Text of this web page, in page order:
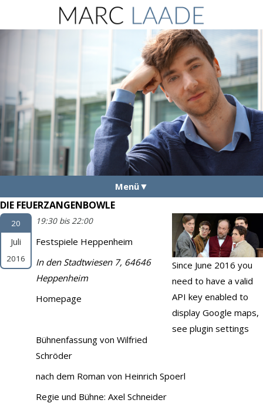
Menü
Aktuelles
DIE FEUERZANGENBOWLE
20
Juli
2016
Since June 2016 you
need to have a valid
API key enabled to
display Google maps,
see plugin settings
19:30 bis 22:00
Festspiele Heppenheim
In den Stadtwiesen 7, 64646
Heppenheim
Homepage
Bühnenfassung von Wilfried
Schröder
nach dem Roman von Heinrich Spoerl
Regie und Bühne: Axel Schneider